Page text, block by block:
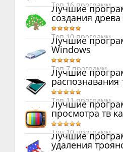
Топ 16 программ
Лучшие
создания
Топ 10 программ
Лучшие
Windows
Топ 7 программ
Лучшие
распознавания
Топ 11 программ
Лучшие
просмотра тв
Топ 10 программ
Лучшие
удаления